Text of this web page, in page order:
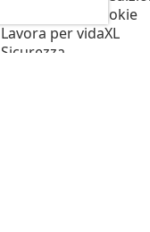
Impostazioni cookie
Lavora per vidaXL
Sicurezza